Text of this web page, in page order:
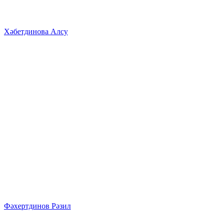
Хәбетдинова Алсу
Фәхертдинов Рәзил